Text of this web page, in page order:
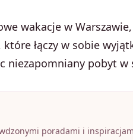
wakacje w
łączy w sobie
niezapomniany pobyt w
poradami i